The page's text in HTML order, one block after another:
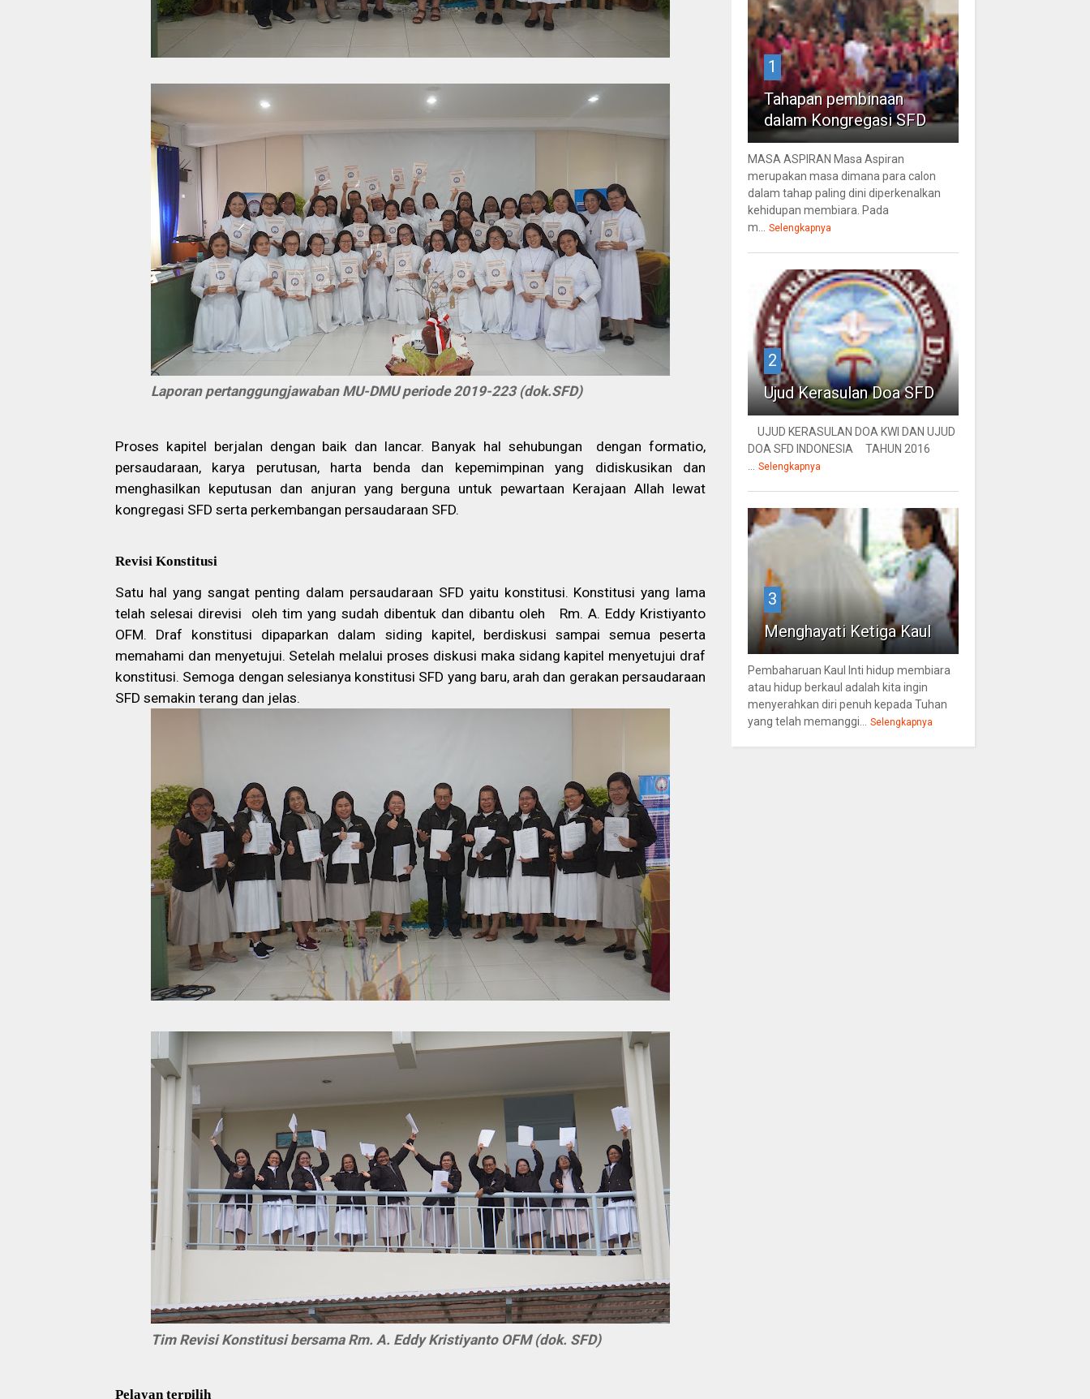
Laporan pertanggungjawaban MU-DMU periode 2019-223 (dok.SFD)
Proses kapitel berjalan dengan baik dan lancar. Banyak hal sehubungan
dengan formatio,
persaudaraan, karya perutusan, harta benda dan kepemimpinan yang didiskusikan dan
menghasilkan keputusan dan anjuran yang berguna untuk pewartaan Kerajaan Allah lewat
kongregasi SFD serta perkembangan persaudaraan SFD.
Revisi Konstitusi
Satu hal yang sangat penting dalam persaudaraan SFD yaitu konstitusi. Konstitusi yang lama
telah selesai direvisi
oleh tim yang sudah dibentuk dan dibantu oleh
Rm. A. Eddy Kristiyanto
OFM. Draf konstitusi dipaparkan dalam siding kapitel, berdiskusi sampai semua peserta
memahami dan menyetujui. Setelah melalui proses diskusi maka sidang kapitel menyetujui draf
konstitusi. Semoga dengan selesianya konstitusi SFD yang baru, arah dan gerakan persaudaraan
SFD semakin terang dan jelas.
Tim Revisi Konstitusi bersama Rm. A. Eddy Kristiyanto OFM (dok. SFD)
Pelayan terpilih
1
Tahapan pembinaan
dalam Kongregasi SFD
MASA ASPIRAN Masa Aspiran
merupakan masa dimana para calon
dalam tahap paling dini diperkenalkan
kehidupan membiara. Pada
m... Selengkapnya
2
Ujud Kerasulan Doa SFD
UJUD KERASULAN DOA KWI DAN UJUD
DOA SFD INDONESIA TAHUN 2016
... Selengkapnya
3
Menghayati Ketiga Kaul
Pembaharuan Kaul Inti hidup membiara
atau hidup berkaul adalah kita ingin
menyerahkan diri penuh kepada Tuhan
yang telah memanggi... Selengkapnya